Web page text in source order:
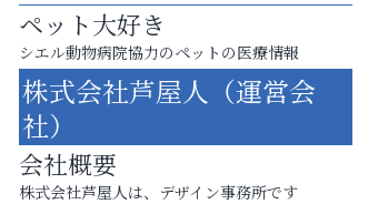
査定のプロが心を込めて出張査定
ご不要品の売却はトレファク出張買取へ
阪神相続相談協会
ペット大好き
シエル動物病院協力のペットの医療情報
株式会社芦屋人（運営会
社）
会社概要
株式会社芦屋人は、デザイン事務所です